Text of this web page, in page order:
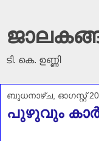
ടി. കെ. ഉണ്ണി
ബുധനാഴ്‌ച, ഓഗസ്റ്റ് 20,
പുഴുവും